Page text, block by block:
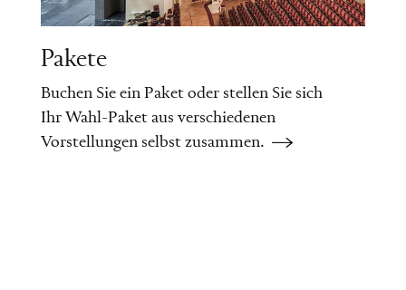
Pakete
Buchen Sie ein Paket oder stellen Sie sich
Ihr Wahl-Paket aus verschiedenen
Vorstellungen selbst zusammen.